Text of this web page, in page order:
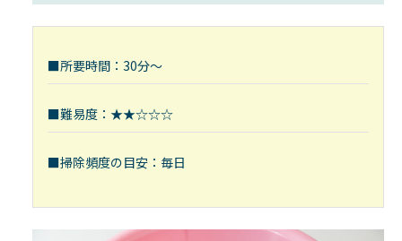
■所要時間：30分～
■難易度：★★☆☆☆
■掃除頻度の目安：毎日